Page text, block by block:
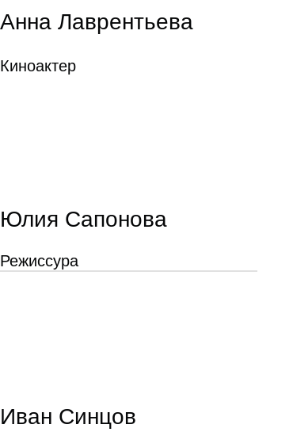
Анна Лаврентьева
Киноактер
Юлия Сапонова
Режиссура
Иван Синцов